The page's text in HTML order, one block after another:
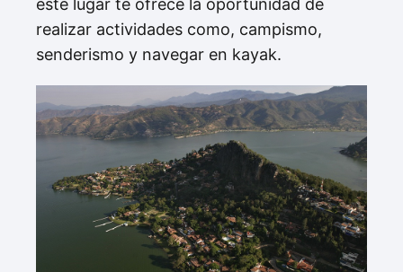
este lugar te ofrece la oportunidad de
realizar actividades como, campismo,
senderismo y navegar en kayak.